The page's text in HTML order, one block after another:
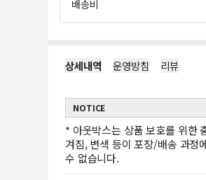
배송비
상세내역 운영방침 리뷰
NOTICE
* 아웃박스는 상품 보호를 위한
겨짐, 변색 등이 포장/배송 과정
수 없습니다.